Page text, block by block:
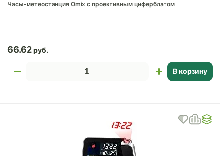
Часы-метеостанция Omix с проективным циферблатом
66.62
В корзину